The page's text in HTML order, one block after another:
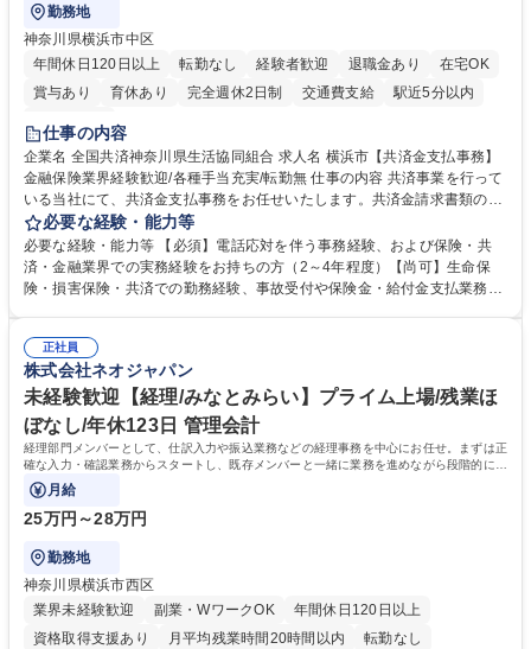
勤務地
神奈川県横浜市中区
年間休日120日以上
転勤なし 経験者歓迎 退職金あり
在宅OK
賞与あり
育休あり 完全週休2日制 交通費支給
駅近5分以内
土日祝休み
仕事の内容
企業名 全国共済神奈川県生活協同組合 求人名 横浜市【共済金支払事務】
金融保険業界経験歓迎/各種手当充実/転勤無 仕事の内容 共済事業を行って
いる当社にて、共済金支払事務をお任せいたします。共済金請求書類の受
付・内容確認・審査・データ入力のほか、加入者様や医療機関等からの問
い合わせ電話対応や書類発送等を担当します。 ■共済金請求書類の受付、
内容確認、および共済金支払に関する審査・事務処理業務全般を担当 ■専
用システムへのデータ入力、各種必要書類の作成・発送作業 ■加入者様や
指定する業務 募集職種 横浜市【共済金支払事務】金融保険業界経験歓迎/
各種手当充実/転勤無
必要な経験・能力等
必要な経験・能力等 【必須】電話応対を伴う事務経験、および保険・共
済・金融業界での実務経験をお持ちの方（2～4年程度）【尚可】生命保
険・損害保険・共済での勤務経験、事故受付や保険金・給付金支払業務経
務へのキャリアチェンジ希望者も大歓迎です！ 学歴・資格 学歴：大学院
大学 高専 短大 専修学校 高校 語学力： 資格：
正社員
株式会社ネオジャパン
未経験歓迎【経理/みなとみらい】プライム上場/残業ほ
ぼなし/年休123日 管理会計
経理部門メンバーとして、仕訳入力や振込業務などの経理事務を中心にお任せ。まずは正
確な入力・確認業務からスタートし、既存メンバーと一緒に業務を進めながら段階的に経
理知識を身につけていただきます。
月給
25万円～28万円
勤務地
神奈川県横浜市西区
業界未経験歓迎
副業・WワークOK
年間休日120日以上
資格取得支援あり
月平均残業時間20時間以内 転勤なし